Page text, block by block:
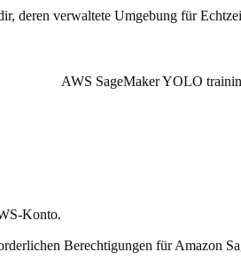
deren verwaltete Umgebung für
Konto.
Berechtigungen für Amazon